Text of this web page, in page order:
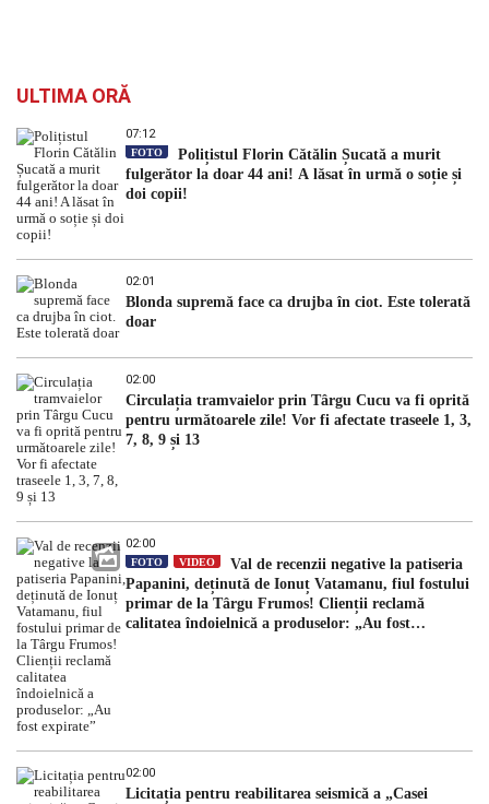
ULTIMA ORĂ
07:12
FOTO
Polițistul Florin Cătălin Șucată a murit
fulgerător la doar 44 ani! A lăsat în urmă o soție și
doi copii!
02:01
Blonda supremă face ca drujba în ciot. Este tolerată
doar
02:00
Circulația tramvaielor prin Târgu Cucu va fi oprită
pentru următoarele zile! Vor fi afectate traseele 1, 3,
7, 8, 9 și 13
02:00
FOTO VIDEO
Val de recenzii negative la patiseria
Papanini, deținută de Ionuț Vatamanu, fiul fostului
primar de la Târgu Frumos! Clienții reclamă
calitatea îndoielnică a produselor: „Au fost
02:00
Licitația pentru reabilitarea seismică a „Casei